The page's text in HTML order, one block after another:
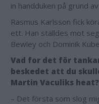
in handduken på grund
Rasmus Karlsson fick
ett. Han ställdes mot
Bewley och Dominik
Vad for det för
beskedet att du
Martin Vaculiks heat?
– Det första som slog